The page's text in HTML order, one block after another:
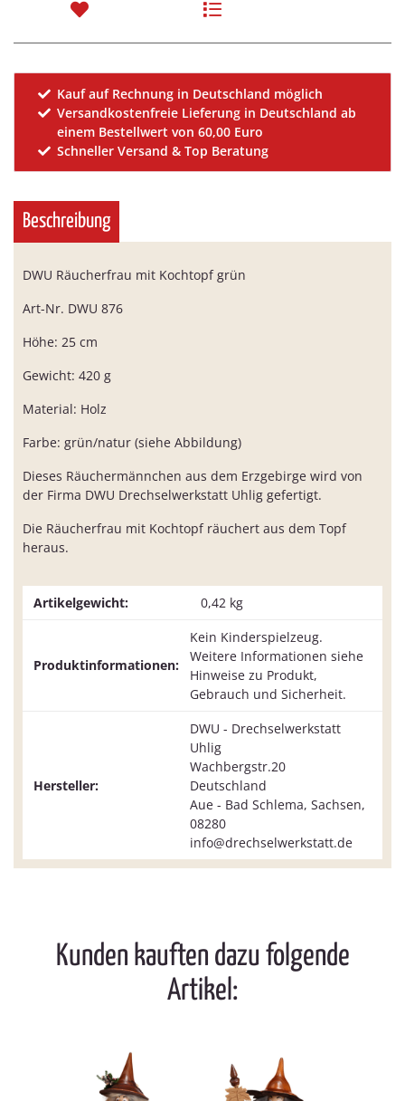
Kauf auf Rechnung in Deutschland möglich
Versandkostenfreie Lieferung in Deutschland ab
einem Bestellwert von 60,00 Euro
Schneller Versand & Top Beratung
Beschreibung
DWU Räucherfrau mit Kochtopf grün
Art-Nr. DWU 876
Höhe: 25 cm
Gewicht: 420 g
Material: Holz
Farbe: grün/natur (siehe Abbildung)
Dieses Räuchermännchen aus dem Erzgebirge wird von
der Firma DWU Drechselwerkstatt Uhlig gefertigt.
Die Räucherfrau mit Kochtopf räuchert aus dem Topf
heraus.
Artikelgewicht: 0,42 kg
Produktinformationen:
Kein Kinderspielzeug.
Weitere Informationen siehe
Hinweise zu Produkt,
Gebrauch und Sicherheit.
Hersteller:
DWU - Drechselwerkstatt
Uhlig
Wachbergstr.20
Deutschland
Aue - Bad Schlema, Sachsen,
08280
info@drechselwerkstatt.de
Kunden kauften dazu folgende
Artikel: